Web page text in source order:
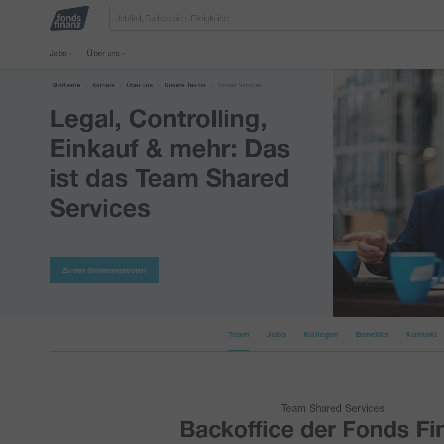
Jobs Über uns
Startseite Karriere Über uns Unsere Teams Shared Services
Legal, Controlling,
Einkauf & mehr: Das
ist das Team Shared
Services
Zu den Stellenangeboten
Team Jobs Kollegen Benefits Kontakt
Team Shared Services
Backoffice der Fonds